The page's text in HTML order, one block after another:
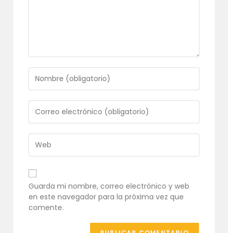
tu
nombre
o
nombre
de
usuario
para
comentar
tu
dirección
de
correo
electrónico
para
comentar
URL
de
tu
web
(opcional)
Guarda mi nombre, correo electrónico y web
en este navegador para la próxima vez que
comente.